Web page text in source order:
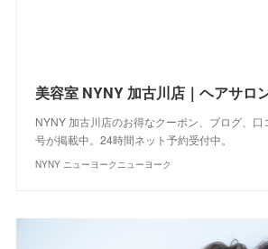
NYNY 加古川店のお得なクーポン、ブログ、口
号が掲載中。24時間ネット予約受付中。
NYNY ニューヨークニューヨーク